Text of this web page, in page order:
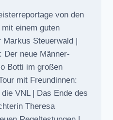
von den
einem guten
Markus Steuerwald |
Der neue Männer-
Botti im großen
mit Freundinnen:
VNL | Das Ende des
Theresa